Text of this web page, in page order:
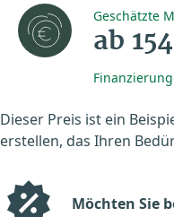
Geschätzte
ab
Dieser Preis ist ein
erstellen, das Ihren
Möchten Sie